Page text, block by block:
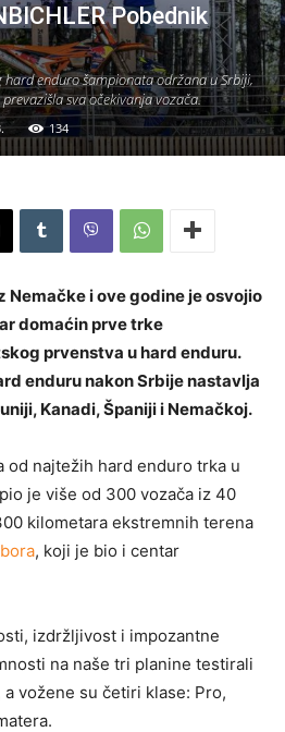
Pobednik
hard enduro šampionata održana u Srbiji,
sva očekivanja vozača.
134
Nemačke i ove godine je osvojio
domaćin prve trke
prvenstva u hard enduru.
enduru nakon Srbije nastavlja
Kanadi, Španiji i Nemačkoj.
od najtežih hard enduro trka u
je više od 300 vozača iz 40
kilometara ekstremnih terena
, koji je bio i centar
izdržljivost i impozantne
na naše tri planine testirali
vožene su četiri klase: Pro,